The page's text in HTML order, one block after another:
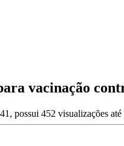
vacinação
possui 452 visualizações